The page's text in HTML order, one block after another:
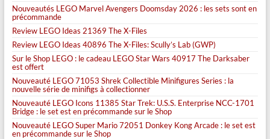
Nouveautés LEGO Marvel Avengers Doomsday 2026 : les sets sont en
précommande
Review LEGO Ideas 21369 The X-Files
Review LEGO Ideas 40896 The X-Files: Scully’s Lab (GWP)
Sur le Shop LEGO : le cadeau LEGO Star Wars 40917 The Darksaber
est offert
Nouveauté LEGO 71053 Shrek Collectible Minifigures Series : la
nouvelle série de minifigs à collectionner
Nouveauté LEGO Icons 11385 Star Trek: U.S.S. Enterprise NCC-1701
Bridge : le set est en précommande sur le Shop
Nouveauté LEGO Super Mario 72051 Donkey Kong Arcade : le set est
en précommande sur le Shop